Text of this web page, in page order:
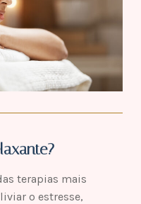
terapias mais
o estresse,